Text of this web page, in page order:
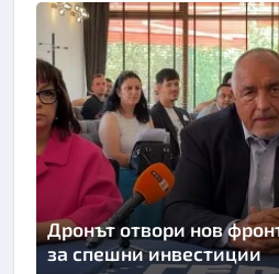
Дронът отвори нов
за спешни инвестиции